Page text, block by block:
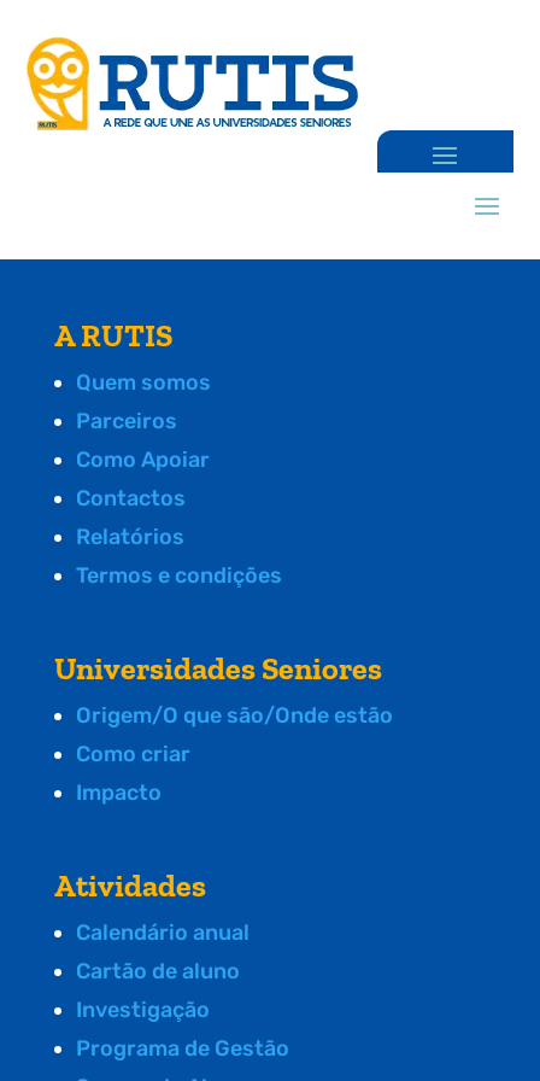
A RUTIS
Quem somos
Parceiros
Como Apoiar
Contactos
Relatórios
Termos e condições
Universidades Seniores
Origem/O que são/Onde estão
Como criar
Impacto
Atividades
Calendário anual
Cartão de aluno
Investigação
Programa de Gestão